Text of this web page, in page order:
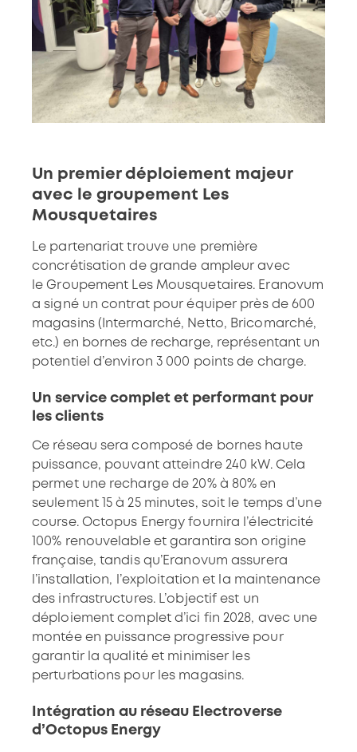
Un premier déploiement majeur
avec le groupement Les
Mousquetaires
Le partenariat trouve une première
concrétisation de grande ampleur avec
leGroupement Les Mousquetaires. Eranovum
a signé un contrat pour équiper près de 600
magasins (Intermarché, Netto, Bricomarché,
etc.) en bornes de recharge, représentant un
potentiel d’environ 3 000 points de charge.
Un service complet et performant pour
les clients
Ce réseau sera composé de bornes haute
puissance, pouvant atteindre 240 kW. Cela
permet une recharge de 20% à 80% en
seulement 15 à 25 minutes, soit le temps d’une
course. Octopus Energy fournira l’électricité
100% renouvelable et garantira son origine
française, tandis qu’Eranovum assurera
l’installation, l’exploitation et la maintenance
des infrastructures. L’objectif est un
déploiement complet d’ici fin 2028, avec une
montée en puissance progressive pour
garantir la qualité et minimiser les
perturbations pour les magasins.
Intégration au réseau Electroverse
d’Octopus Energy